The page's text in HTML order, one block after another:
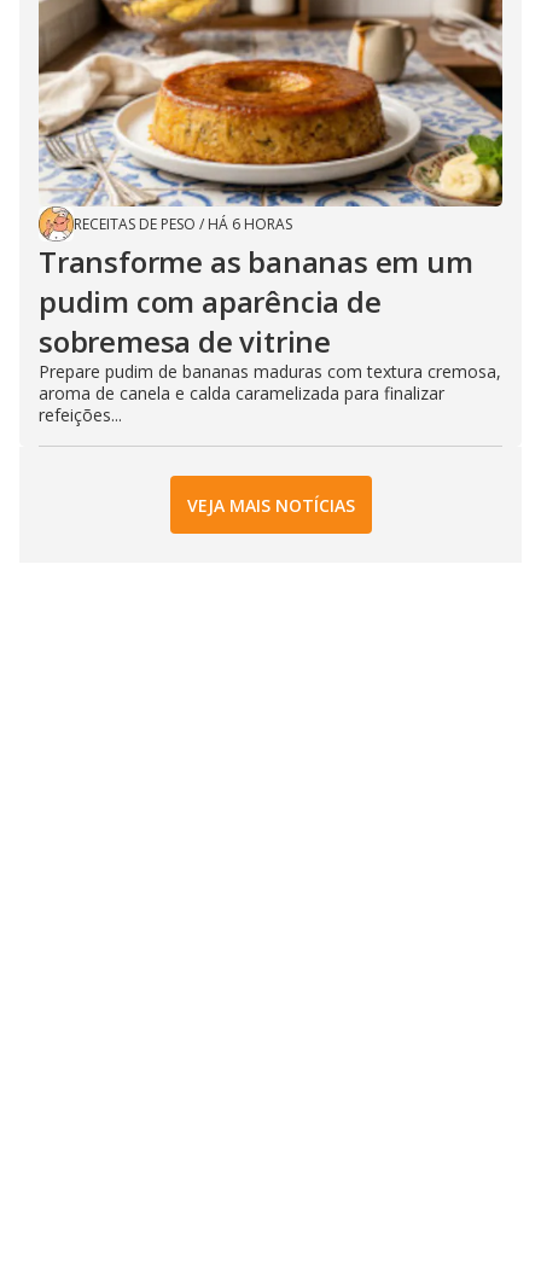
RECEITAS DE PESO / HÁ 6 HORAS
Transforme as bananas em um
pudim com aparência de
sobremesa de vitrine
Prepare pudim de bananas maduras com textura cremosa,
aroma de canela e calda caramelizada para finalizar
refeições...
VEJA MAIS NOTÍCIAS